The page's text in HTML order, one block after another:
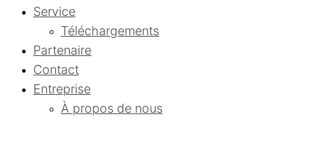
Service
Téléchargements
Partenaire
Contact
Entreprise
À propos de nous